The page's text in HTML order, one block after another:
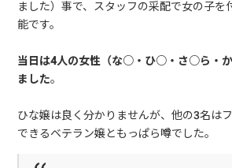
ました）事で、スタッフの采配で女の子を
能です。
当日は4人の女性（な○・ひ○・さ○ら・
ました。
ひな嬢は良く分かりませんが、他の3名は
できるベテラン嬢ともっぱら噂でした。